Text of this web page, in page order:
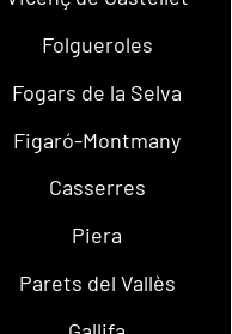
Folgueroles
Fogars de la Selva
Figaró-Montmany
Casserres
Piera
Parets del Vallès